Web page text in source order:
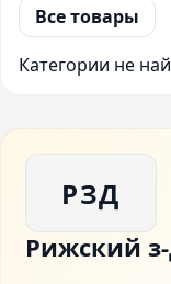
Все товары
Категории не
РЗД
Рижский